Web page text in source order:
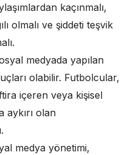
kaçınmalı,
olmalı ve şiddeti teşvik
medyada yapılan
olabilir. Futbolcular,
içeren veya kişisel
olan
medya yönetimi,